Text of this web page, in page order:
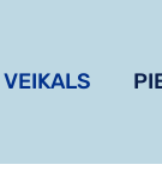
VEIKALS